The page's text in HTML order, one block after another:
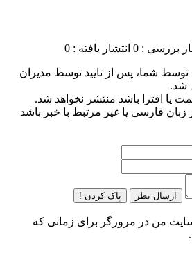
بررسی : 0 انتشار یافته : 0
شما، پس از تایید توسط مدیران
شد.
یا افترا باشد منتشر نخواهد شد.
زبان فارسی یا غیر مرتبط با خبر باشد
ارسال نظر پاک کردن !
من در مرورگر برای زمانی که